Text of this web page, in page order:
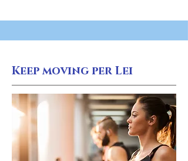
Keep moving per Lei